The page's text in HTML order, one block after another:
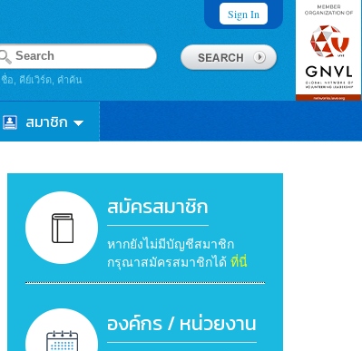
Sign In
ชื่อ, คีย์เวิร์ด, คำค้น
สมาชิก
สมัครสมาชิก
หากยังไม่มีบัญชีสมาชิก
กรุณาสมัครสมาชิกได้ ที่นี่
องค์กร / หน่วยงาน